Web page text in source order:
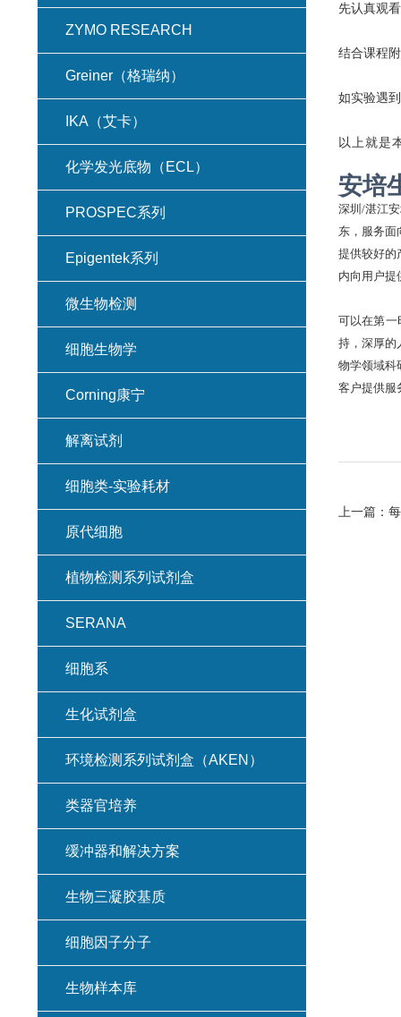
先认真观
结合课程
如实验遇
以上就是
安培
深圳 /湛江
东，服务面
提供较好的
内向用户提
可以在第
持，深厚的
物学领域科
客户提供服
上一篇：
ZYMO RESEARCH
Greiner（格瑞纳）
IKA（艾卡）
化学发光底物（ECL）
PROSPEC系列
Epigentek系列
微生物检测
细胞生物学
Corning康宁
解离试剂
细胞类-实验耗材
原代细胞
植物检测系列试剂盒
SERANA
细胞系
生化试剂盒
环境检测系列试剂盒（AKEN）
类器官培养
缓冲器和解决方案
生物三凝胶基质
细胞因子分子
生物样本库